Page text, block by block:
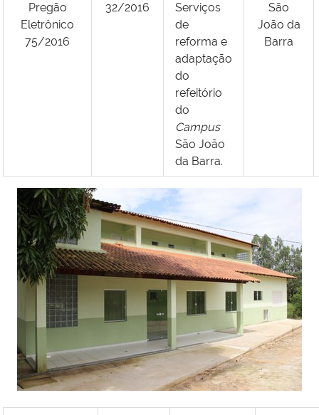
Pregão
Eletrônico
75/2016
32/2016
Serviços
de
reforma e
adaptação
do
refeitório
do
Campus
São João
da Barra.
São
João da
Barra